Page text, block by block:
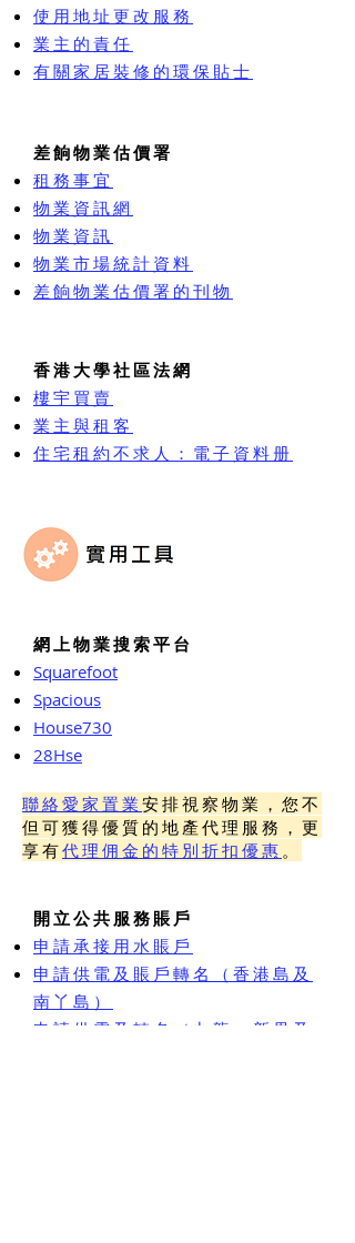
使用地址更改服務
業主的責任
有關家居裝修的環保貼士
差餉物業估價署
租務事宜
物業資訊網
物業資訊
物業市場統計資料
差餉物業估價署的刊物
香港大學社區法網
樓宇買賣
業主與租客
住宅租約不求人：電子資料册
網上物業搜索平台
Squarefoot
Spacious
House730
28Hse
聯絡愛家置業 安排視察物業，您不
但可獲得優質的地產代理服務，更
享有代理佣金的特別折扣優惠 。
開立公共服務賬戶
申請承接用水賬戶
申請供電及賬戶轉名（香港島及
南丫島）
申請供電及轉名（九龍、新界及